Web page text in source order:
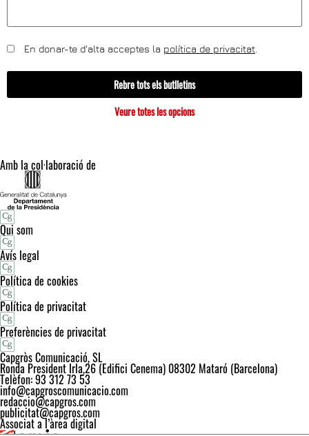
En donar-te d'alta acceptes la política de privacitat
Rebre tots els butlletins
Veure totes les opcions
Amb la col·laboració de
Qui som
Avís legal
Política de cookies
Política de privacitat
Preferències de privacitat
Capgròs Comunicació, SL
Ronda President Irla,26 (Edifici Cenema) 08302 Mataró (Barcelona)
Telèfon: 93 312 73 53
info@capgroscomunicacio.com
redaccio@capgros.com
publicitat@capgros.com
Associat a l’àrea digital